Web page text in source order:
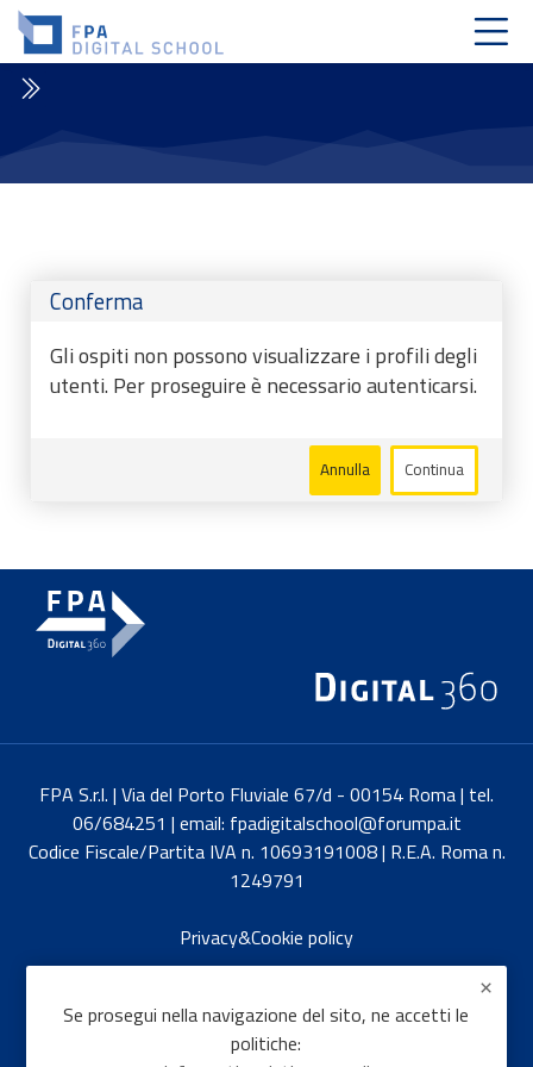
Skip to navigation
Skip to login form
Vai al contenuto principale
Skip to accessibility options
Skip to footer
Skip accessibility options
Conferma
Gli ospiti non possono visualizzare i profili degli
utenti. Per proseguire è necessario autenticarsi.
Annulla Continua
FPA S.r.l. | Via del Porto Fluviale 67/d - 00154 Roma | tel.
06/684251 | email: fpadigitalschool@forumpa.it
Codice Fiscale/Partita IVA n. 10693191008 | R.E.A. Roma n.
1249791
Privacy&Cookie policy
Se prosegui nella navigazione del sito, ne accetti le
politiche: